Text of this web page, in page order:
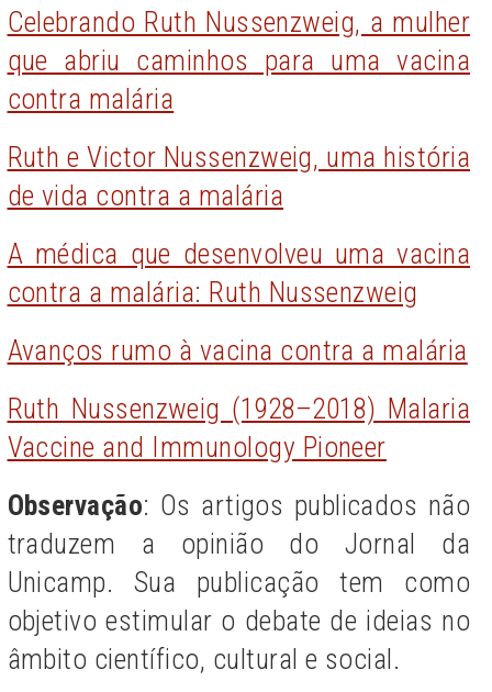
Celebrando Ruth Nussenzweig, a mulher
que abriu caminhos para uma vacina
contra malária
Ruth e Victor Nussenzweig, uma história
de vida contra a malária
A médica que desenvolveu uma vacina
contra a malária: Ruth Nussenzweig
Avanços rumo à vacina contra a malária
Ruth Nussenzweig (1928–2018) Malaria
Vaccine and Immunology Pioneer
Observação: Os artigos publicados não
traduzem a opinião do Jornal da
Unicamp. Sua publicação tem como
objetivo estimular o debate de ideias no
âmbito científico, cultural e social.